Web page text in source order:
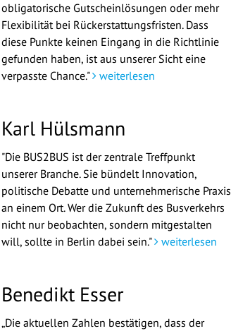
obligatorische Gutscheinlösungen oder mehr
Flexibilität bei Rückerstattungsfristen. Dass
diese Punkte keinen Eingang in die Richtlinie
gefunden haben, ist aus unserer Sicht eine
verpasste Chance." weiterlesen
Karl Hülsmann
"Die BUS2BUS ist der zentrale Treffpunkt
unserer Branche. Sie bündelt Innovation,
politische Debatte und unternehmerische Praxis
an einem Ort. Wer die Zukunft des Busverkehrs
nicht nur beobachten, sondern mitgestalten
will, sollte in Berlin dabei sein." weiterlesen
Benedikt Esser
„Die aktuellen Zahlen bestätigen, dass der